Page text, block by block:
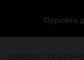
Перейти